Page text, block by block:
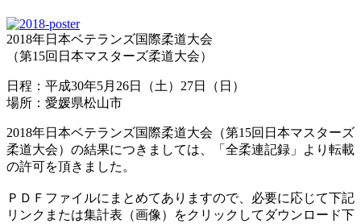
2018年日本ベテランズ国際柔道大会
（第15回日本マスターズ柔道大会）
日程：平成30年5月26日（土）27日（日）
場所：愛媛県松山市
2018年日本ベテランズ国際柔道大会（第15回日本マスターズ
柔道大会）の結果につきましては、「全柔連記録」より転載
の許可を頂きました。
ＰＤＦファイルにまとめてありますので、必要に応じて下記
リンクまたは集計表（画像）をクリックしてダウンロード下